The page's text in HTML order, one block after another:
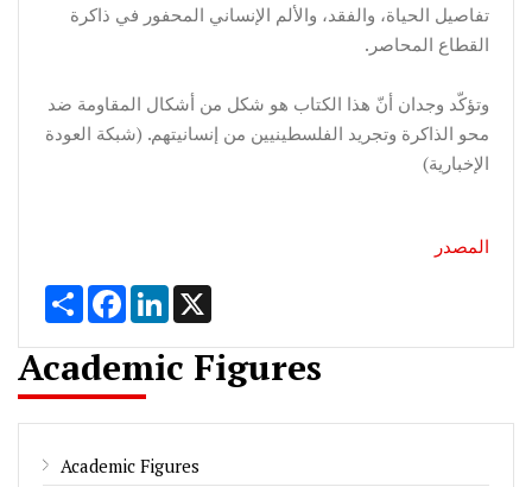
تفاصيل الحياة، والفقد، والألم الإنساني المحفور في ذاكرة
القطاع المحاصر.
وتؤكّد وجدان أنّ هذا الكتاب هو شكل من أشكال المقاومة ضد
محو الذاكرة وتجريد الفلسطينيين من إنسانيتهم. (شبكة العودة
الإخبارية)
المصدر
Share FacebookLinkedIn
Academic Figures
Academic Figures